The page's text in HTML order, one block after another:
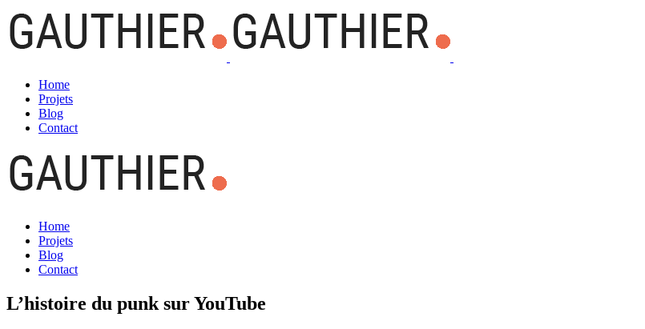
Home
Projets
Blog
Contact
Home
Projets
Blog
Contact
L’histoire du punk sur YouTube